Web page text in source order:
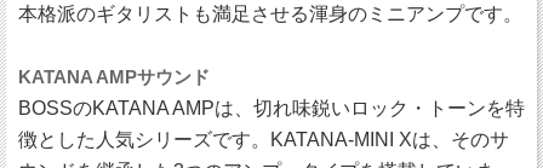
本格派のギタリストも満足させる渾身のミニアンプです。
KATANA AMPサウンド
BOSSのKATANA AMPは、切れ味鋭いロック・トーンを特
徴とした人気シリーズです。KATANA-MINI Xは、そのサ